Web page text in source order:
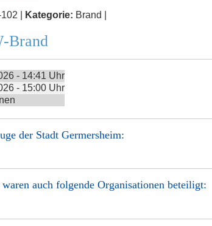
| Kategorie: Brand |
Brand
- 14:41 Uhr
- 15:00 Uhr
der Stadt Germersheim:
auch folgende Organisationen beteiligt: